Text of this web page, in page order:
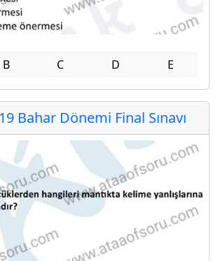
B C D E
Bahar Dönemi Final Sınavı